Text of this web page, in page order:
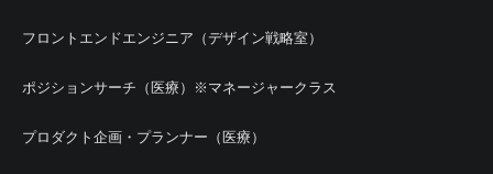
フロントエンドエンジニア（デザイン戦略室）
ポジションサーチ（医療）※マネージャークラス
プロダクト企画・プランナー（医療）